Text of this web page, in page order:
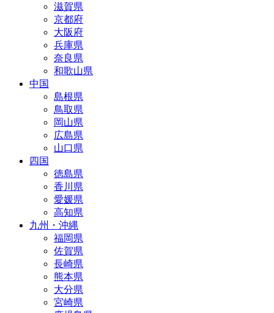
滋賀県
京都府
大阪府
兵庫県
奈良県
和歌山県
中国
島根県
鳥取県
岡山県
広島県
山口県
四国
徳島県
香川県
愛媛県
高知県
九州・沖縄
福岡県
佐賀県
長崎県
熊本県
大分県
宮崎県